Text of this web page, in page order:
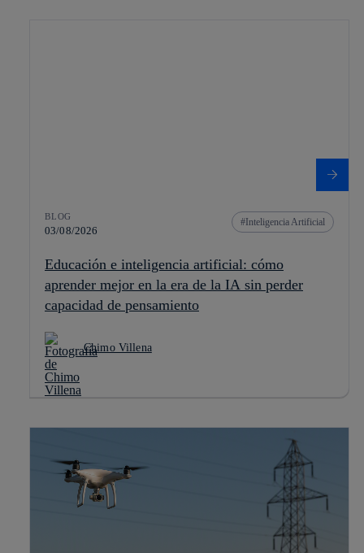
BLOG
03/08/2026
Inteligencia Artificial
Educación e inteligencia artificial: cómo
aprender mejor en la era de la IA sin perder
capacidad de pensamiento
Chimo Villena